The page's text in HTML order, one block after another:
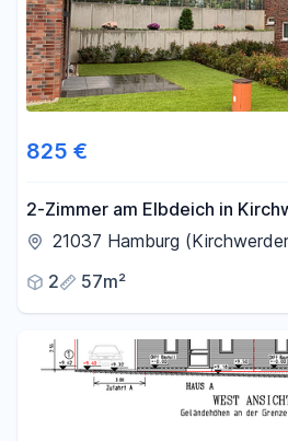
825 €
2-Zimmer am Elbdeich in
21037 Hamburg
2
57m²